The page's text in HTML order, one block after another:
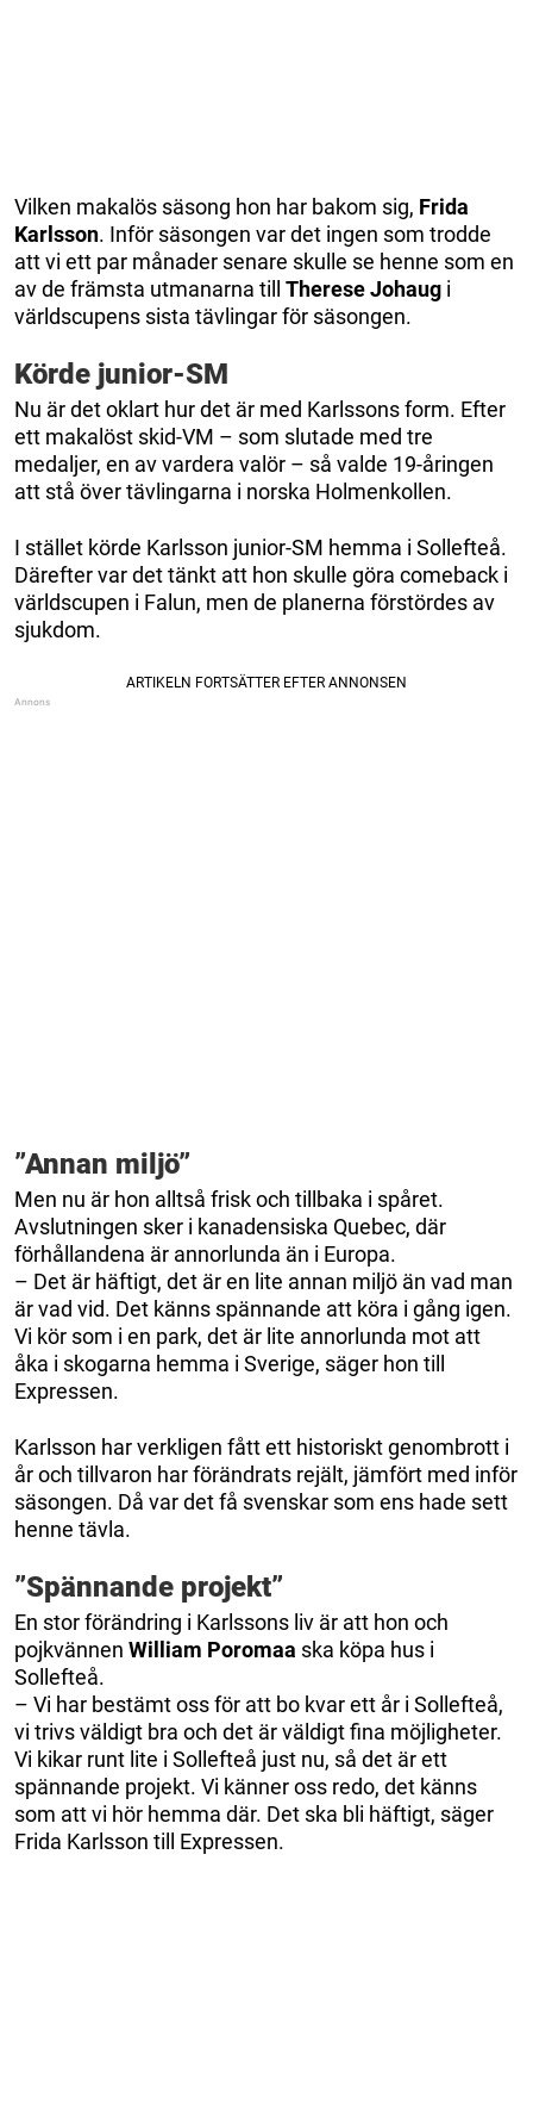
Vilken makalös säsong hon har bakom sig, Frida
Karlsson. Inför säsongen var det ingen som trodde
att vi ett par månader senare skulle se henne som en
av de främsta utmanarna till Therese Johaug i
världscupens sista tävlingar för säsongen.
Körde junior-SM
Nu är det oklart hur det är med Karlssons form. Efter
ett makalöst skid-VM – som slutade med tre
medaljer, en av vardera valör – så valde 19-åringen
att stå över tävlingarna i norska Holmenkollen.
I stället körde Karlsson junior-SM hemma i Sollefteå.
Därefter var det tänkt att hon skulle göra comeback i
världscupen i Falun, men de planerna förstördes av
sjukdom.
”Annan miljö”
Men nu är hon alltså frisk och tillbaka i spåret.
Avslutningen sker i kanadensiska Quebec, där
förhållandena är annorlunda än i Europa.
– Det är häftigt, det är en lite annan miljö än vad man
är vad vid. Det känns spännande att köra i gång igen.
Vi kör som i en park, det är lite annorlunda mot att
åka i skogarna hemma i Sverige, säger hon till
Expressen.
Karlsson har verkligen fått ett historiskt genombrott i
år och tillvaron har förändrats rejält, jämfört med inför
säsongen. Då var det få svenskar som ens hade sett
henne tävla.
”Spännande projekt”
En stor förändring i Karlssons liv är att hon och
pojkvännen William Poromaa ska köpa hus i
Sollefteå.
– Vi har bestämt oss för att bo kvar ett år i Sollefteå,
vi trivs väldigt bra och det är väldigt fina möjligheter.
Vi kikar runt lite i Sollefteå just nu, så det är ett
spännande projekt. Vi känner oss redo, det känns
som att vi hör hemma där. Det ska bli häftigt, säger
Frida Karlsson till Expressen.